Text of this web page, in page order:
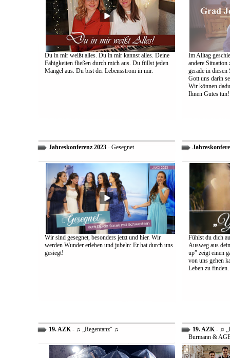
Du in mir weißt alles. Du in mir kannst alles. Deine
Fähigkeiten fließen durch mich aus. Du füllst jeden
Mangel aus. Du bist der Lebensstrom in mir.
Im Alltag
andere
gerade in
Gott uns darin
Wir können
Ihnen Gutes tun!
Jahreskonferenz 2023- Gesegnet
Wir sind gesegnet, besonders jetzt und hier. Wir
werden Wunder erleben und jubeln: Er hat durch uns
gesiegt!
Fühlst du dich
Ausweg aus
up” zeigt einen
von uns gehen
Leben zu finden.
19. AZK- ♫ „Regentanz“ ♫ 19. AZK- ♫
Burmann &